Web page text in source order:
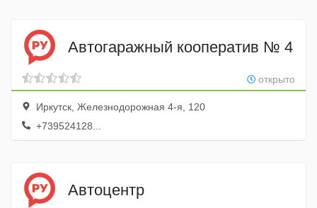
Автогаражный кооператив № 4
открыто
Иркутск, Железнодорожная 4-я, 120
+739524128...
Автоцентр